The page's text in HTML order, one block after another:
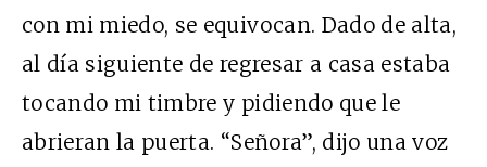
con mi miedo, se equivocan. Dado de alta,
al día siguiente de regresar a casa estaba
tocando mi timbre y pidiendo que le
abrieran la puerta. “Señora”, dijo una voz